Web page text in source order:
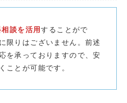
談を活用することがで
限りはございません。前述
を承っておりますので、安
ことが可能です。